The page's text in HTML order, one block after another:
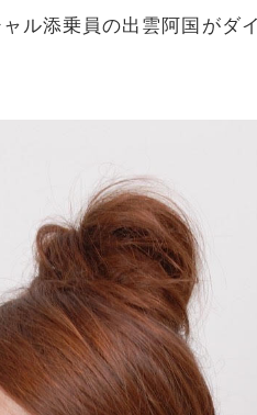
ル添乗員の出雲阿国がダ